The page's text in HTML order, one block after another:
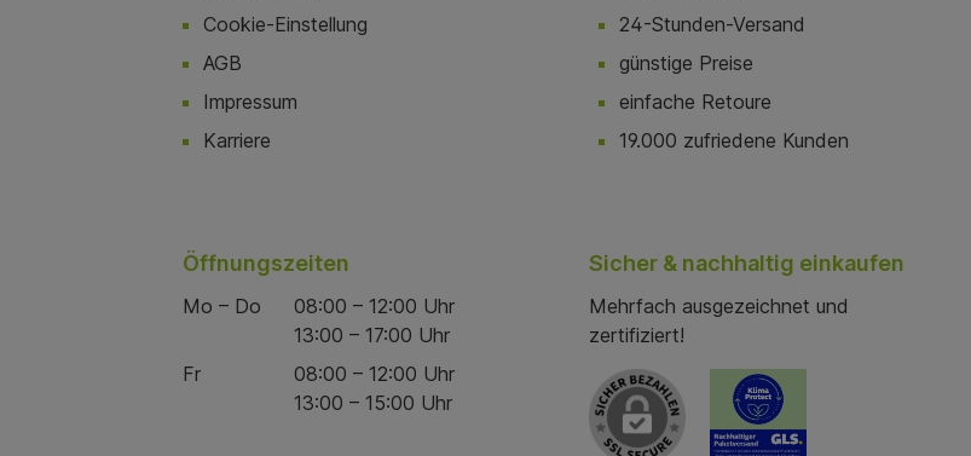
Cookie-Einstellung
AGB
Impressum
Karriere
24-Stunden-Versand
günstige Preise
einfache Retoure
19.000 zufriedene Kunden
Öffnungszeiten
Mo – Do
08:00 – 12:00 Uhr
13:00 – 17:00 Uhr
Fr
08:00 – 12:00 Uhr
13:00 – 15:00 Uhr
Sicher & nachhaltig einkaufen
Mehrfach ausgezeichnet und
zertifiziert!